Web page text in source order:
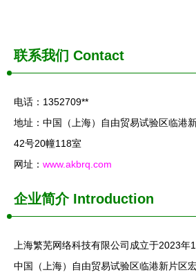
联系我们 Contact
电话：1352709**
地址：中国（上海）自由贸易试验区临港
42号20幢118室
网址： www.akbrq.com
企业简介Introduction
上海繁芜网络科技有限公司成立于2023
中国（上海）自由贸易试验区临港新片区